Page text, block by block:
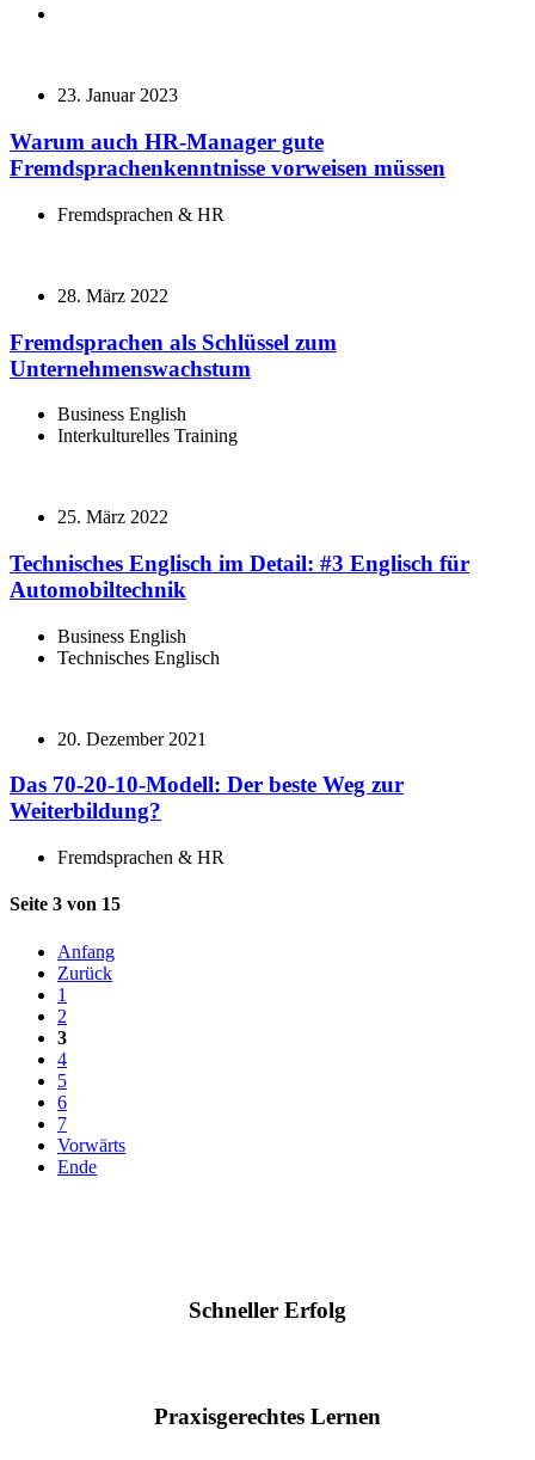
23. Januar 2023
Warum auch HR-Manager gute
Fremdsprachenkenntnisse vorweisen müssen
Fremdsprachen & HR
28. März 2022
Fremdsprachen als Schlüssel zum
Unternehmenswachstum
Business English
Interkulturelles Training
25. März 2022
Technisches Englisch im Detail: #3 Englisch für
Automobiltechnik
Business English
Technisches Englisch
20. Dezember 2021
Das 70-20-10-Modell: Der beste Weg zur
Weiterbildung?
Fremdsprachen & HR
Seite 3 von 15
Anfang
Zurück
1
2
3
4
5
6
7
Vorwärts
Ende
Schneller Erfolg
Praxisgerechtes Lernen